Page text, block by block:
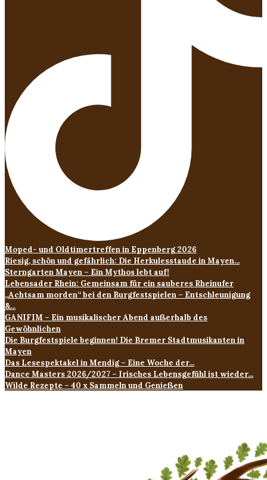
Moped- und Oldtimertreffen in Eppenberg 2026
Riesig, schön und gefährlich: Die Herkulesstaude in Mayen...
Sterngarten Mayen – Ein Mythos lebt auf!
Lebensader Rhein: Gemeinsam für ein sauberes Rheinufer
„Achtsam morden“ bei den Burgfestspielen – Entschleunigung
&...
GANIFIM – Ein musikalischer Abend außerhalb des
Gewöhnlichen
Die Burgfestspiele beginnen! Die Bremer Stadtmusikanten in
Mayen
Das Lesespektakel in Mendig – Eine Woche der...
Dance Masters 2026/2027 – Irisches Lebensgefühl ist wieder...
Wilde Rezepte – 40 x Sammeln und Genießen